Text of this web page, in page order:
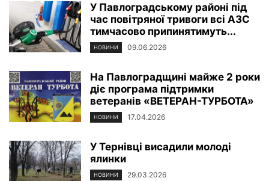
У Павлоградському районі під
час повітряної тривоги всі АЗС
тимчасово припинятимуть...
НОВИНИ 09.06.2026
На Павлоградщині майже 2 роки
діє програма підтримки
ветеранів «ВЕТЕРАН-ТУРБОТА»
НОВИНИ 17.04.2026
У Тернівці висадили молоді
ялинки
НОВИНИ 29.03.2026